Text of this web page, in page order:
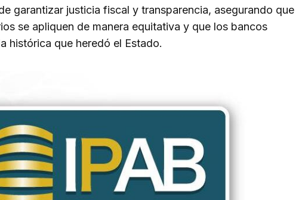
garantizar justicia fiscal y transparencia, asegurando que
se apliquen de manera equitativa y que los bancos
histórica que heredó el Estado.